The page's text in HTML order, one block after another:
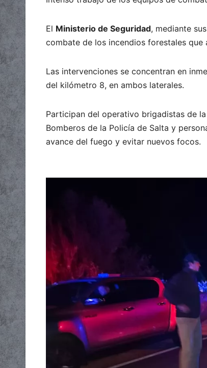
El Ministerio de Seguridad, mediante
combate de los incendios forestales
Las intervenciones se concentran en
del kilómetro 8, en ambos laterales.
Participan del operativo brigadistas de
Bomberos de la Policía de Salta y
avance del fuego y evitar nuevos focos.